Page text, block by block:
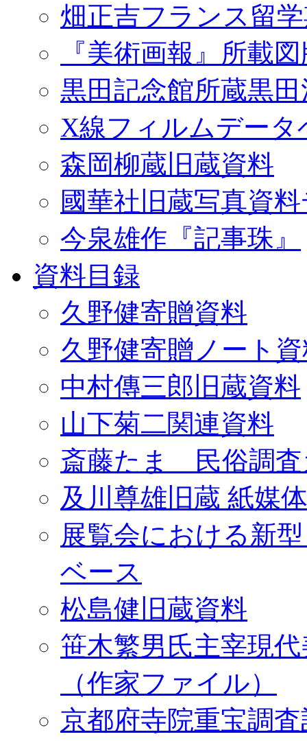
畑正吉フランス留
『美術画報』所載
黒田記念館所蔵黒
X線フィルムデータ
森岡柳蔵旧蔵資料
國華社旧蔵写真資
今泉雄作『記事珠』
資料目録
久野健寄贈資料
久野健寄贈ノート
中村傳三郎旧蔵資料
山下菊二関連資料
斎藤たま 民俗調査
及川尊雄旧蔵 紙媒
展覧会における新
ベース
松島健旧蔵資料
笹木繁男氏主宰現
（作家ファイル）
京都府寺院重宝調